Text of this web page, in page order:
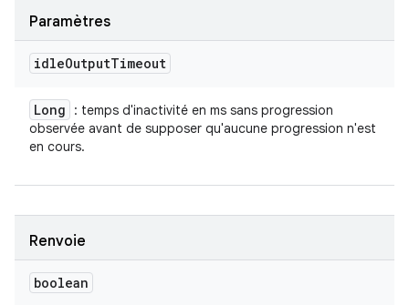
Paramètres
idleOutputTimeout
Long
: temps d'inactivité en ms sans progression
observée avant de supposer qu'aucune progression n'est
en cours.
Renvoie
boolean